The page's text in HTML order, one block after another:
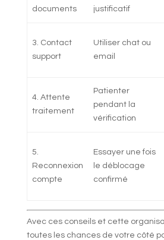
documents
justificatif
3. Contact
support
Utiliser chat ou
email
4. Attente
traitement
Patienter
pendant la
vérification
5.
Reconnexion
compte
Essayer une fois
le déblocage
confirmé
Avec ces conseils et cette
toutes les chances de votre côté